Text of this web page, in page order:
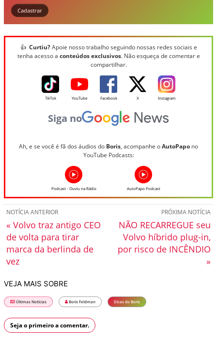
Cadastrar
👍 Curtiu?Apoie nosso trabalho seguindo nossas redes sociais e
tenha acesso a conteúdos exclusivos. Não esqueça de comentar e
compartilhar.
TikTok YouTube Facebook X Instagram
Siga no
Ah, e se você é fã dos áudios do Boris, acompanhe oAutoPapo no
YouTube Podcasts:
Podcast - Ouviu na Rádio AutoPapo Podcast
PRÓXIMA NOTÍCIA
NÃO RECARREGUE seu
Volvo híbrido plug-in,
por risco de INCÊNDIO
»
NOTÍCIA ANTERIOR
« Volvo traz antigo CEO
de volta para tirar
marca da berlinda de
vez
VEJA MAIS SOBRE
Últimas Notícias Boris Feldman Dicas do Boris
Seja o primeiro a comentar.